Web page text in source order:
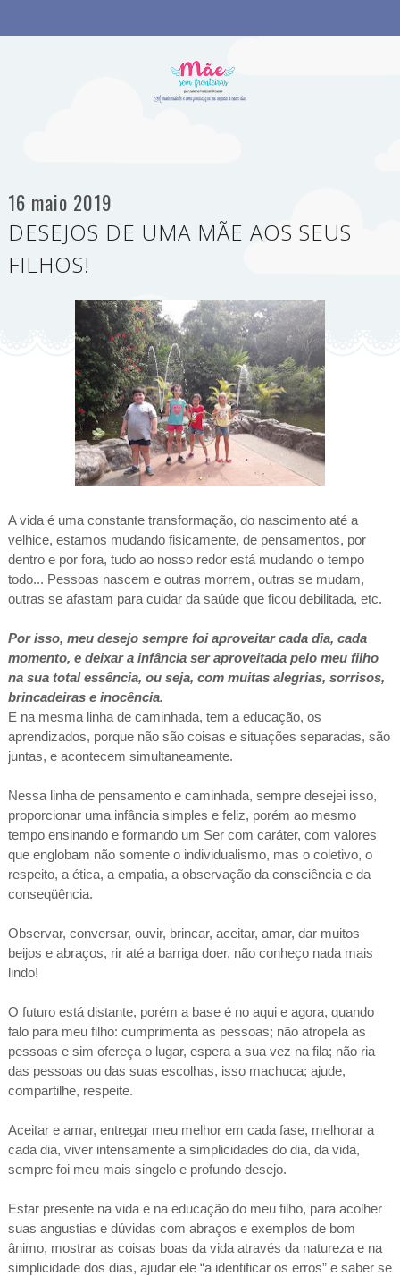
16 maio 2019
DESEJOS DE UMA MÃE AOS SEUS
FILHOS!
A vida é uma constante transformação, do nascimento até a
velhice, estamos mudando fisicamente, de pensamentos, por
dentro e por fora, tudo ao nosso redor está mudando o tempo
todo... Pessoas nascem e outras morrem, outras se mudam,
outras se afastam para cuidar da saúde que ficou debilitada, etc.
Por isso, meu desejo sempre foi aproveitar cada dia, cada
momento, e deixar a infância ser aproveitada pelo meu filho
na sua total essência, ou seja, com muitas alegrias, sorrisos,
brincadeiras e inocência.
E na mesma linha de caminhada, tem a educação, os
aprendizados, porque não são coisas e situações separadas, são
juntas, e acontecem simultaneamente.
Nessa linha de pensamento e caminhada, sempre desejei isso,
proporcionar uma infância simples e feliz, porém ao mesmo
tempo ensinando e formando um Ser com caráter, com valores
que englobam não somente o individualismo, mas o coletivo, o
respeito, a ética, a empatia, a observação da consciência e da
conseqüência.
Observar, conversar, ouvir, brincar, aceitar, amar, dar muitos
beijos e abraços, rir até a barriga doer, não conheço nada mais
lindo!
O futuro está distante, porém a base é no aqui e agora, quando
falo para meu filho: cumprimenta as pessoas; não atropela as
pessoas e sim ofereça o lugar, espera a sua vez na fila; não ria
das pessoas ou das suas escolhas, isso machuca; ajude,
compartilhe, respeite.
Aceitar e amar, entregar meu melhor em cada fase, melhorar a
cada dia, viver intensamente a simplicidades do dia, da vida,
sempre foi meu mais singelo e profundo desejo.
Estar presente na vida e na educação do meu filho, para acolher
suas angustias e dúvidas com abraços e exemplos de bom
ânimo, mostrar as coisas boas da vida através da natureza e na
simplicidade dos dias, ajudar ele “a identificar os erros” e saber se